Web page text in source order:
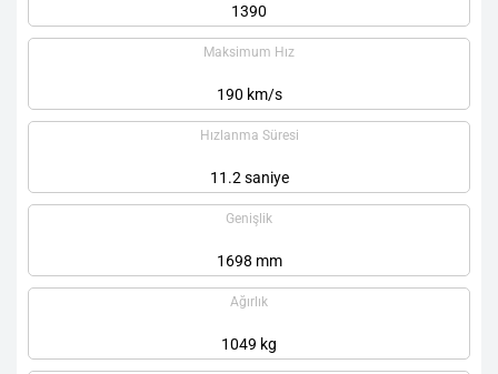
1390
Maksimum Hız
190 km/s
Hızlanma Süresi
11.2 saniye
Genişlik
1698 mm
Ağırlık
1049 kg